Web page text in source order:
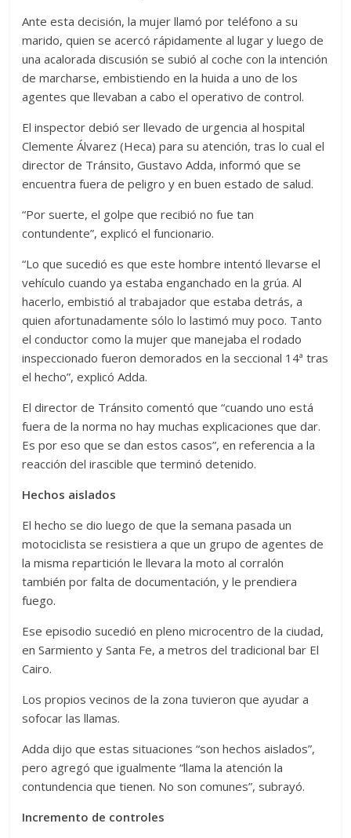
Ante esta decisión, la mujer llamó por teléfono a su
marido, quien se acercó rápidamente al lugar y luego de
una acalorada discusión se subió al coche con la intención
de marcharse, embistiendo en la huida a uno de los
agentes que llevaban a cabo el operativo de control.
El inspector debió ser llevado de urgencia al hospital
Clemente Álvarez (Heca) para su atención, tras lo cual el
director de Tránsito, Gustavo Adda, informó que se
encuentra fuera de peligro y en buen estado de salud.
“Por suerte, el golpe que recibió no fue tan
contundente”, explicó el funcionario.
“Lo que sucedió es que este hombre intentó llevarse el
vehículo cuando ya estaba enganchado en la grúa. Al
hacerlo, embistió al trabajador que estaba detrás, a
quien afortunadamente sólo lo lastimó muy poco. Tanto
el conductor como la mujer que manejaba el rodado
inspeccionado fueron demorados en la seccional 14ª tras
el hecho”, explicó Adda.
El director de Tránsito comentó que “cuando uno está
fuera de la norma no hay muchas explicaciones que dar.
Es por eso que se dan estos casos”, en referencia a la
reacción del irascible que terminó detenido.
Hechos aislados
El hecho se dio luego de que la semana pasada un
motociclista se resistiera a que un grupo de agentes de
la misma repartición le llevara la moto al corralón
también por falta de documentación, y le prendiera
fuego.
Ese episodio sucedió en pleno microcentro de la ciudad,
en Sarmiento y Santa Fe, a metros del tradicional bar El
Cairo.
Los propios vecinos de la zona tuvieron que ayudar a
sofocar las llamas.
Adda dijo que estas situaciones “son hechos aislados”,
pero agregó que igualmente “llama la atención la
contundencia que tienen. No son comunes”, subrayó.
Incremento de controles